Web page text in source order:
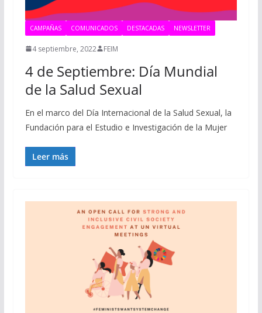
CAMPAÑAS COMUNICADOS DESTACADAS NEWSLETTER
4 septiembre, 2022 FEIM
4 de Septiembre: Día Mundial
de la Salud Sexual
En el marco del Día Internacional de la Salud Sexual, la
Fundación para el Estudio e Investigación de la Mujer
Leer más